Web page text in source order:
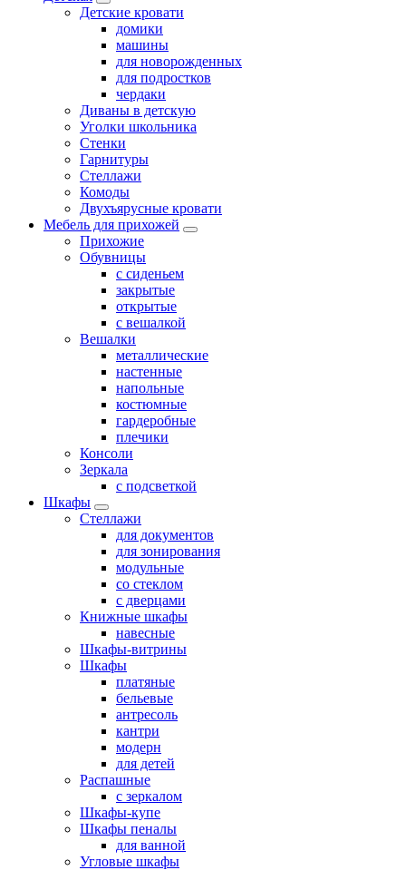
Детские кровати
домики
машины
для новорожденных
для подростков
чердаки
Диваны в детскую
Уголки школьника
Стенки
Гарнитуры
Стеллажи
Комоды
Двухъярусные кровати
Мебель для прихожей
Прихожие
Обувницы
с сиденьем
закрытые
открытые
с вешалкой
Вешалки
металлические
настенные
напольные
костюмные
гардеробные
плечики
Консоли
Зеркала
с подсветкой
Шкафы
Стеллажи
для документов
для зонирования
модульные
со стеклом
с дверцами
Книжные шкафы
навесные
Шкафы-витрины
Шкафы
платяные
бельевые
антресоль
кантри
модерн
для детей
Распашные
с зеркалом
Шкафы-купе
Шкафы пеналы
для ванной
Угловые шкафы